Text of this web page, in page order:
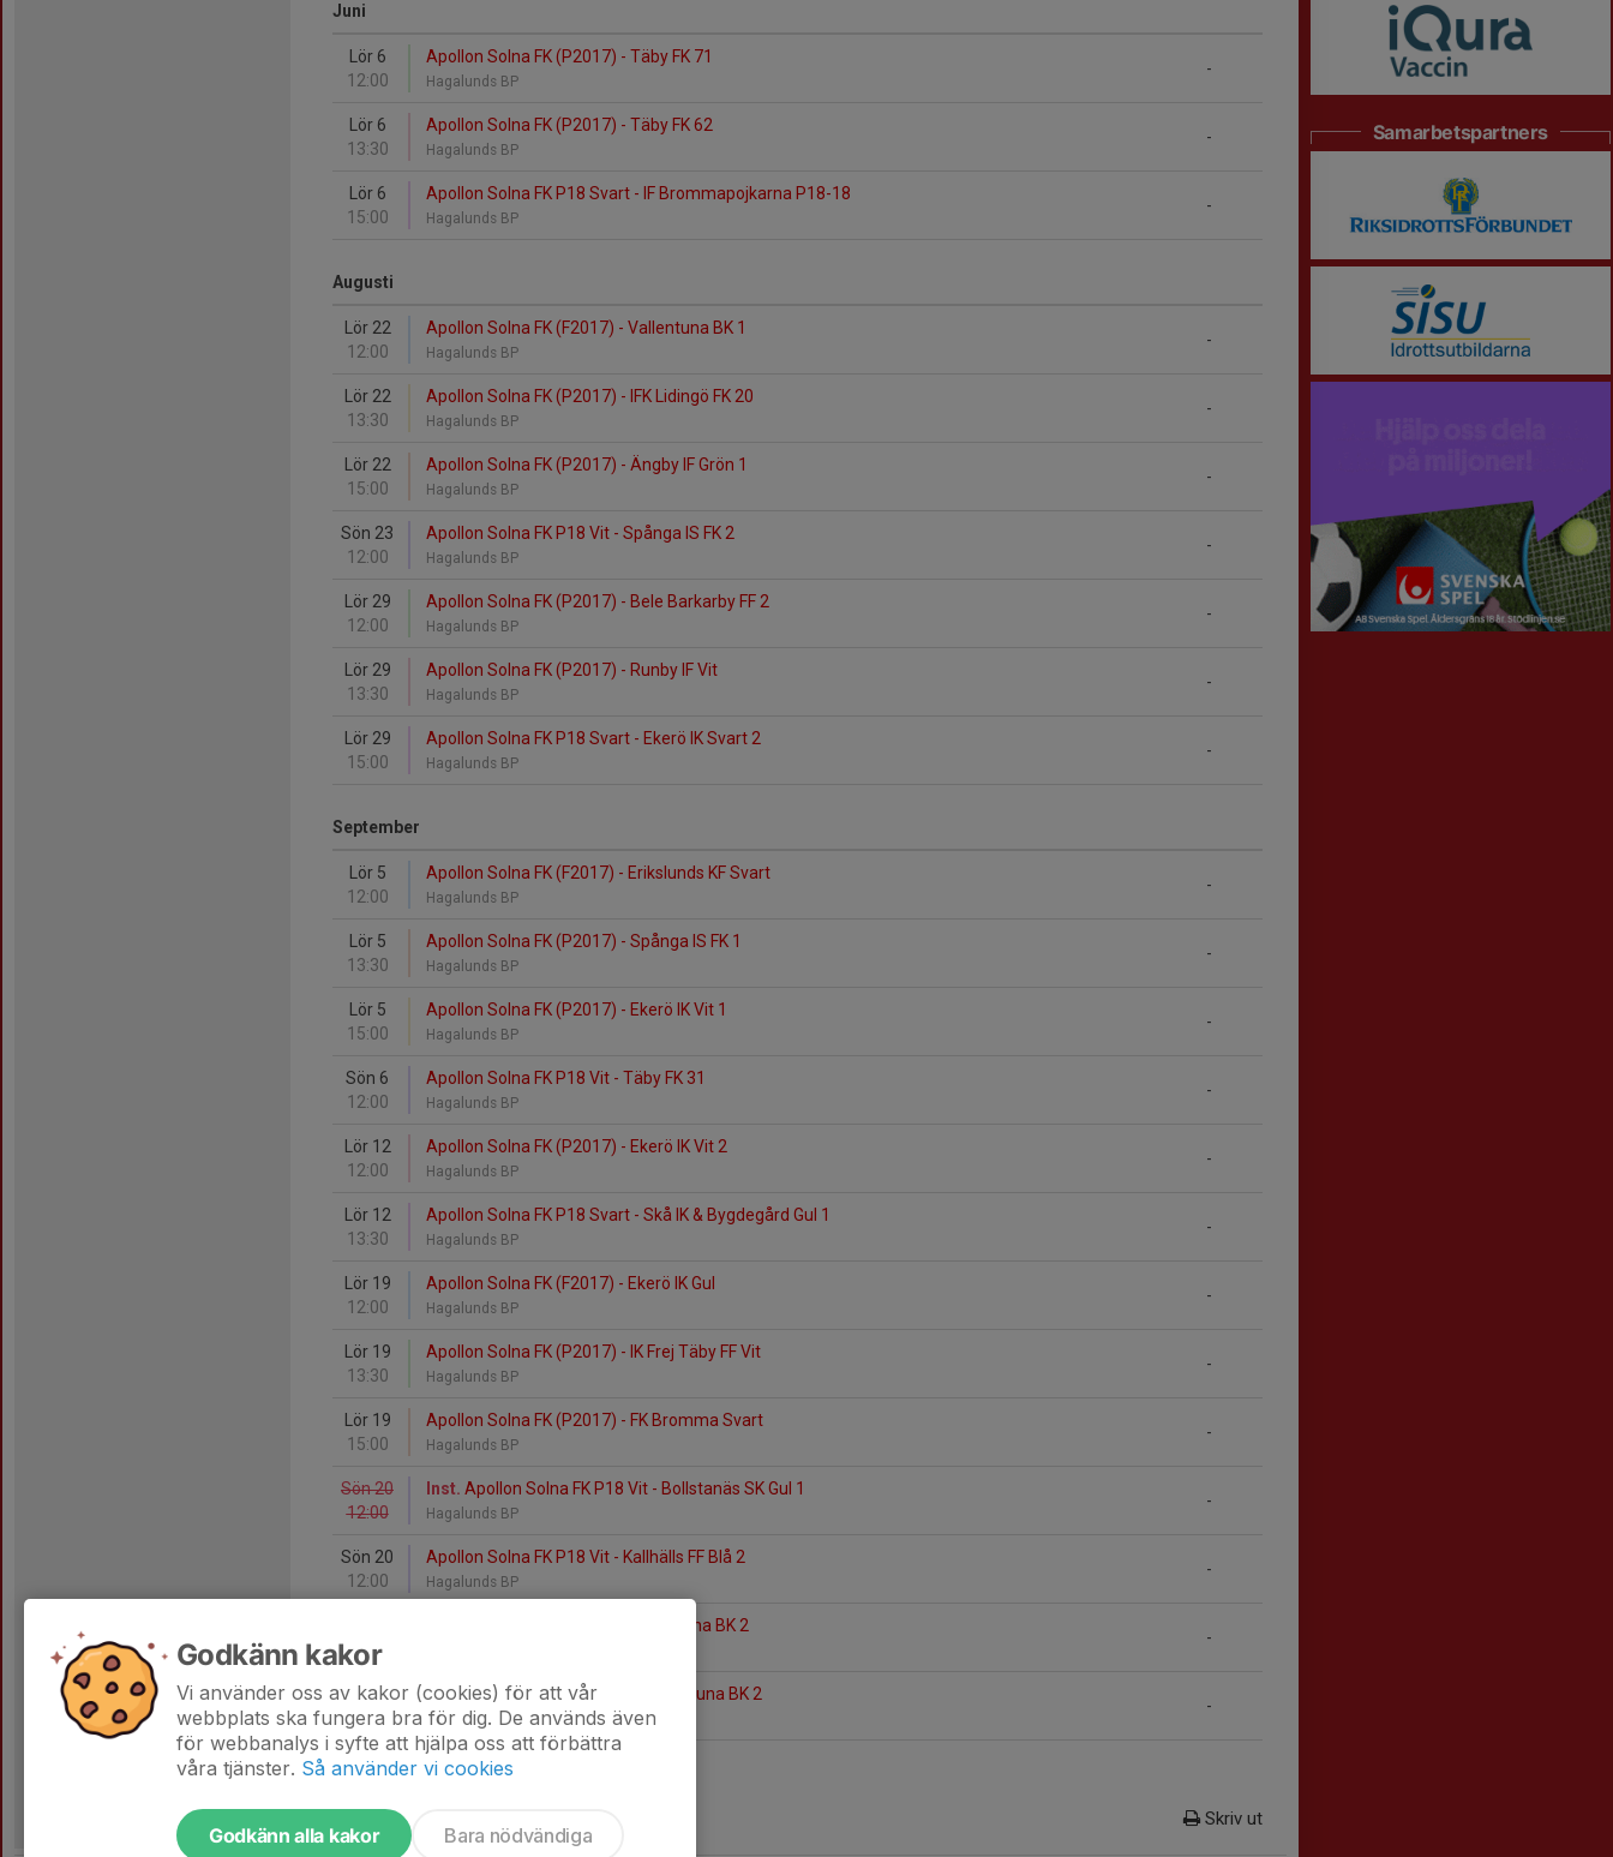
Juni
Lör 6
12:00
-
Apollon Solna FK (P2017) - Täby FK 71
Hagalunds BP
Lör 6
13:30
-
Apollon Solna FK (P2017) - Täby FK 62
Hagalunds BP
Lör 6
15:00
-
Apollon Solna FK P18 Svart - IF Brommapojkarna P18-18
Hagalunds BP
Augusti
Lör 22
12:00
-
Apollon Solna FK (F2017) - Vallentuna BK 1
Hagalunds BP
Lör 22
13:30
-
Apollon Solna FK (P2017) - IFK Lidingö FK 20
Hagalunds BP
Lör 22
15:00
-
Apollon Solna FK (P2017) - Ängby IF Grön 1
Hagalunds BP
Sön 23
12:00
-
Apollon Solna FK P18 Vit - Spånga IS FK 2
Hagalunds BP
Lör 29
12:00
-
Apollon Solna FK (P2017) - Bele Barkarby FF 2
Hagalunds BP
Lör 29
13:30
-
Apollon Solna FK (P2017) - Runby IF Vit
Hagalunds BP
Lör 29
15:00
-
Apollon Solna FK P18 Svart - Ekerö IK Svart 2
Hagalunds BP
September
Lör 5
12:00
-
Apollon Solna FK (F2017) - Erikslunds KF Svart
Hagalunds BP
Lör 5
13:30
-
Apollon Solna FK (P2017) - Spånga IS FK 1
Hagalunds BP
Lör 5
15:00
-
Apollon Solna FK (P2017) - Ekerö IK Vit 1
Hagalunds BP
Sön 6
12:00
-
Apollon Solna FK P18 Vit - Täby FK 31
Hagalunds BP
Lör 12
12:00
-
Apollon Solna FK (P2017) - Ekerö IK Vit 2
Hagalunds BP
Lör 12
13:30
-
Apollon Solna FK P18 Svart - Skå IK & Bygdegård Gul 1
Hagalunds BP
Lör 19
12:00
-
Apollon Solna FK (F2017) - Ekerö IK Gul
Hagalunds BP
Lör 19
13:30
-
Apollon Solna FK (P2017) - IK Frej Täby FF Vit
Hagalunds BP
Lör 19
15:00
-
Apollon Solna FK (P2017) - FK Bromma Svart
Hagalunds BP
Sön 20
12:00
-
Inst. Apollon Solna FK P18 Vit - Bollstanäs SK Gul 1
Hagalunds BP
Sön 20
12:00
-
Apollon Solna FK P18 Vit - Kallhälls FF Blå 2
Hagalunds BP
12:00
-
Apollon Solna FK (P2017) - Vallentuna BK 2
Lör 26
13:30
-
Apollon Solna FK P18 Svart - Vallentuna BK 2
Hagalunds BP
Skriv ut
Samarbetspartners
Godkänn kakor
Vi använder oss av kakor (cookies) för att vår
webbplats ska fungera bra för dig. De används även
för webbanalys i syfte att hjälpa oss att förbättra
våra tjänster. Så använder vi cookies
Godkänn alla kakor Bara nödvändiga